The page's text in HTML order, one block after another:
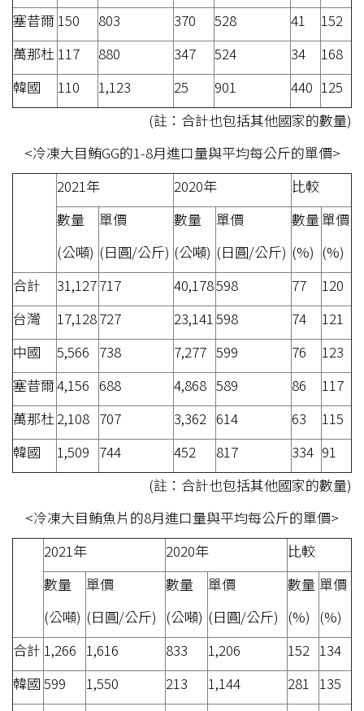
塞昔爾 150 803 370 528 41
152
萬那杜 117 880 347 524 34
168
韓國
110 1,123 25 901 440 125
(註：合計也包括其他國家的數量)
<冷凍大目鮪GG的1-8月進口量與平均每公斤的單價>
2021年
2020年
比較
數量
(公噸)
單價
(日圓/公斤)
數量
(公噸)
單價
(日圓/公斤)
數量
(%)
單價
(%)
合計
31,127717 40,178598 77
120
台灣
17,128727 23,141598 74
121
中國
5,566 738 7,277 599 76
123
塞昔爾4,156 688 4,868 589 86
117
萬那杜2,108 707 3,362 614 63
115
韓國
1,509 744 452 817 334 91
(註：合計也包括其他國家的數量)
<冷凍大目鮪魚片的8月進口量與平均每公斤的單價>
2021年
2020年
比較
數量
(公噸)
單價
(日圓/公斤)
數量
(公噸)
單價
(日圓/公斤)
數量
(%)
單價
(%)
合計 1,266 1,616 833 1,206 152 134
韓國 599 1,550 213 1,144 281 135